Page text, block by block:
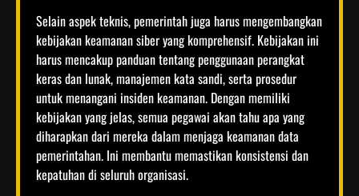
Selain aspek teknis, pemerintah juga harus mengembangkan
kebijakan keamanan siber yang komprehensif. Kebijakan ini
harus mencakup panduan tentang penggunaan perangkat
keras dan lunak, manajemen kata sandi, serta prosedur
untuk menangani insiden keamanan. Dengan memiliki
kebijakan yang jelas, semua pegawai akan tahu apa yang
diharapkan dari mereka dalam menjaga keamanan data
pemerintahan. Ini membantu memastikan konsistensi dan
kepatuhan di seluruh organisasi.